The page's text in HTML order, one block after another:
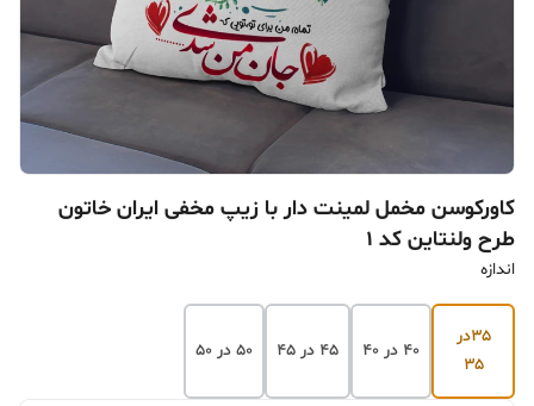
کاورکوسن مخمل لمینت دار با زیپ مخفی ایران خاتون
طرح ولنتاین کد ۱
اندازه
۳۵در
۳۵
۴۰ در ۴۰ ۴۵ در ۴۵ ۵۰ در ۵۰